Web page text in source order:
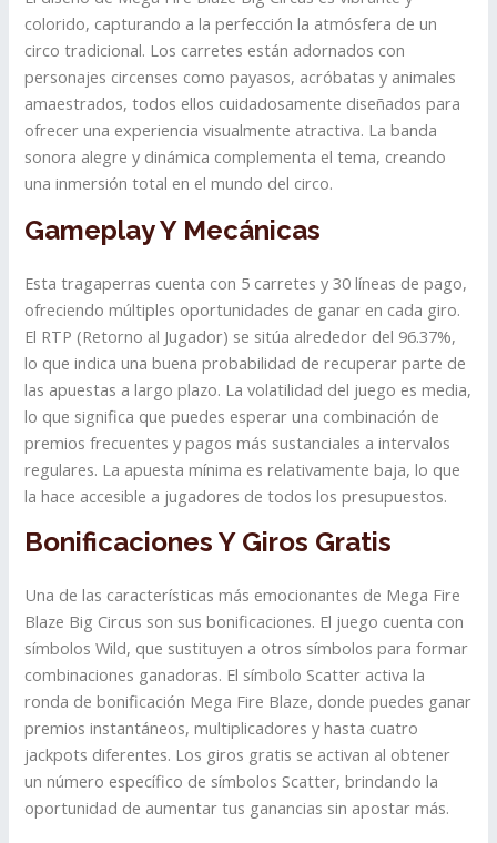
colorido, capturando a la perfección la atmósfera de un
circo tradicional. Los carretes están adornados con
personajes circenses como payasos, acróbatas y animales
amaestrados, todos ellos cuidadosamente diseñados para
ofrecer una experiencia visualmente atractiva. La banda
sonora alegre y dinámica complementa el tema, creando
una inmersión total en el mundo del circo.
Gameplay Y Mecánicas
Esta tragaperras cuenta con 5 carretes y 30 líneas de pago,
ofreciendo múltiples oportunidades de ganar en cada giro.
El RTP (Retorno al Jugador) se sitúa alrededor del 96.37%,
lo que indica una buena probabilidad de recuperar parte de
las apuestas a largo plazo. La volatilidad del juego es media,
lo que significa que puedes esperar una combinación de
premios frecuentes y pagos más sustanciales a intervalos
regulares. La apuesta mínima es relativamente baja, lo que
la hace accesible a jugadores de todos los presupuestos.
Bonificaciones Y Giros Gratis
Una de las características más emocionantes de Mega Fire
Blaze Big Circus son sus bonificaciones. El juego cuenta con
símbolos Wild, que sustituyen a otros símbolos para formar
combinaciones ganadoras. El símbolo Scatter activa la
ronda de bonificación Mega Fire Blaze, donde puedes ganar
premios instantáneos, multiplicadores y hasta cuatro
jackpots diferentes. Los giros gratis se activan al obtener
un número específico de símbolos Scatter, brindando la
oportunidad de aumentar tus ganancias sin apostar más.